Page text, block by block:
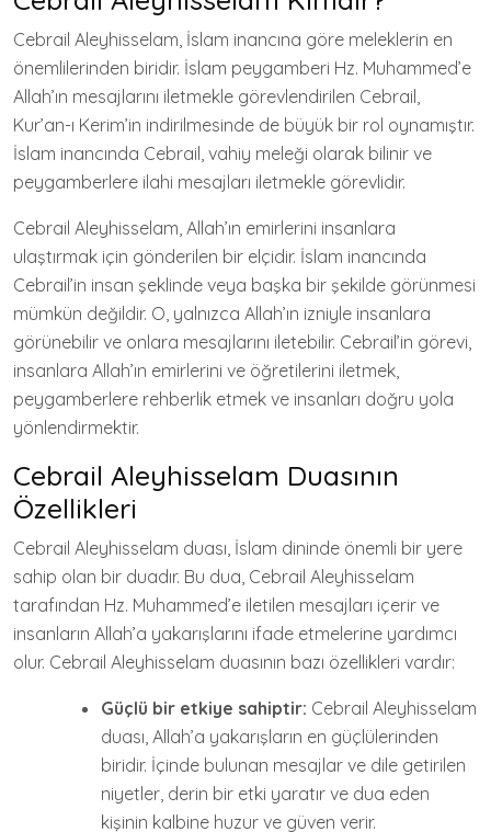
Cebrail Aleyhisselam, İslam inancına göre meleklerin en
önemlilerinden biridir. İslam peygamberi Hz. Muhammed’e
Allah’ın mesajlarını iletmekle görevlendirilen Cebrail,
Kur’an-ı Kerim’in indirilmesinde de büyük bir rol oynamıştır.
İslam inancında Cebrail, vahiy meleği olarak bilinir ve
peygamberlere ilahi mesajları iletmekle görevlidir.
Cebrail Aleyhisselam, Allah’ın emirlerini insanlara
ulaştırmak için gönderilen bir elçidir. İslam inancında
Cebrail’in insan şeklinde veya başka bir şekilde görünmesi
mümkün değildir. O, yalnızca Allah’ın izniyle insanlara
görünebilir ve onlara mesajlarını iletebilir. Cebrail’in görevi,
insanlara Allah’ın emirlerini ve öğretilerini iletmek,
peygamberlere rehberlik etmek ve insanları doğru yola
yönlendirmektir.
Cebrail Aleyhisselam Duasının
Özellikleri
Cebrail Aleyhisselam duası, İslam dininde önemli bir yere
sahip olan bir duadır. Bu dua, Cebrail Aleyhisselam
tarafından Hz. Muhammed’e iletilen mesajları içerir ve
insanların Allah’a yakarışlarını ifade etmelerine yardımcı
olur. Cebrail Aleyhisselam duasının bazı özellikleri vardır:
Güçlü bir etkiye sahiptir: Cebrail Aleyhisselam
duası, Allah’a yakarışların en güçlülerinden
biridir. İçinde bulunan mesajlar ve dile getirilen
niyetler, derin bir etki yaratır ve dua eden
kişinin kalbine huzur ve güven verir.